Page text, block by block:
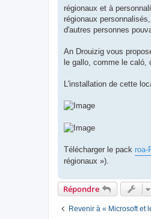
régionaux et à
régionaux
d'autres personnes
An Drouizig vous
le gallo, comme le caló,
L'installation de cette
Télécharger le pack roa-
régionaux »).
Répondre
Revenir à « Microsoft et